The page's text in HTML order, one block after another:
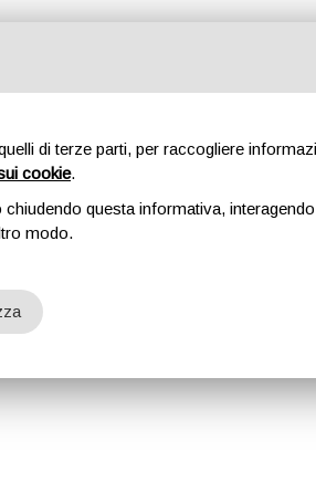
di terze parti, per raccogliere
cookie.
questa informativa,
modo.